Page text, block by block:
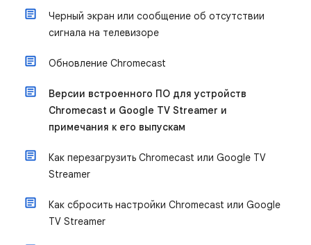
Черный экран или сообщение об отсутствии
сигнала на телевизоре
Обновление Chromecast
Версии встроенного ПО для устройств
Chromecast и Google TV Streamer и
примечания к его выпускам
Как перезагрузить Chromecast или Google TV
Streamer
Как сбросить настройки Chromecast или Google
TV Streamer